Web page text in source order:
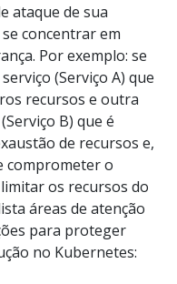
ataque de sua
concentrar em
Por exemplo: se
(Serviço A) que
recursos e outra
B) que é
de recursos e,
comprometer o
os recursos do
áreas de atenção
para proteger
no Kubernetes: